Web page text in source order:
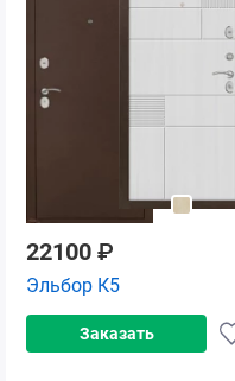
22100 ₽
Эльбор К5
Заказать